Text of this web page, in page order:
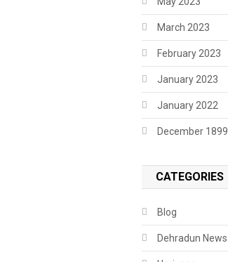
March 2023
February 2023
January 2023
January 2022
December 1899
CATEGORIES
Blog
Dehradun News